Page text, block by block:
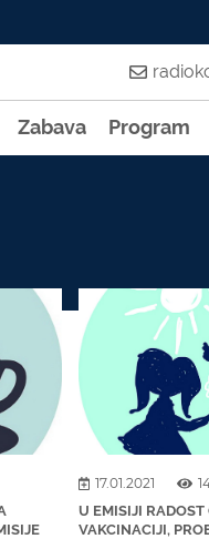
Zabava Program
17.01.2021
U EMISIJI RADOST
VAKCINACIJI,